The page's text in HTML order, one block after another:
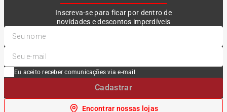
Inscreva-se para ficar por dentro de
novidades e descontos imperdíveis
Eu aceito receber comunicações via e-mail
Cadastrar
Encontrar nossas lojas